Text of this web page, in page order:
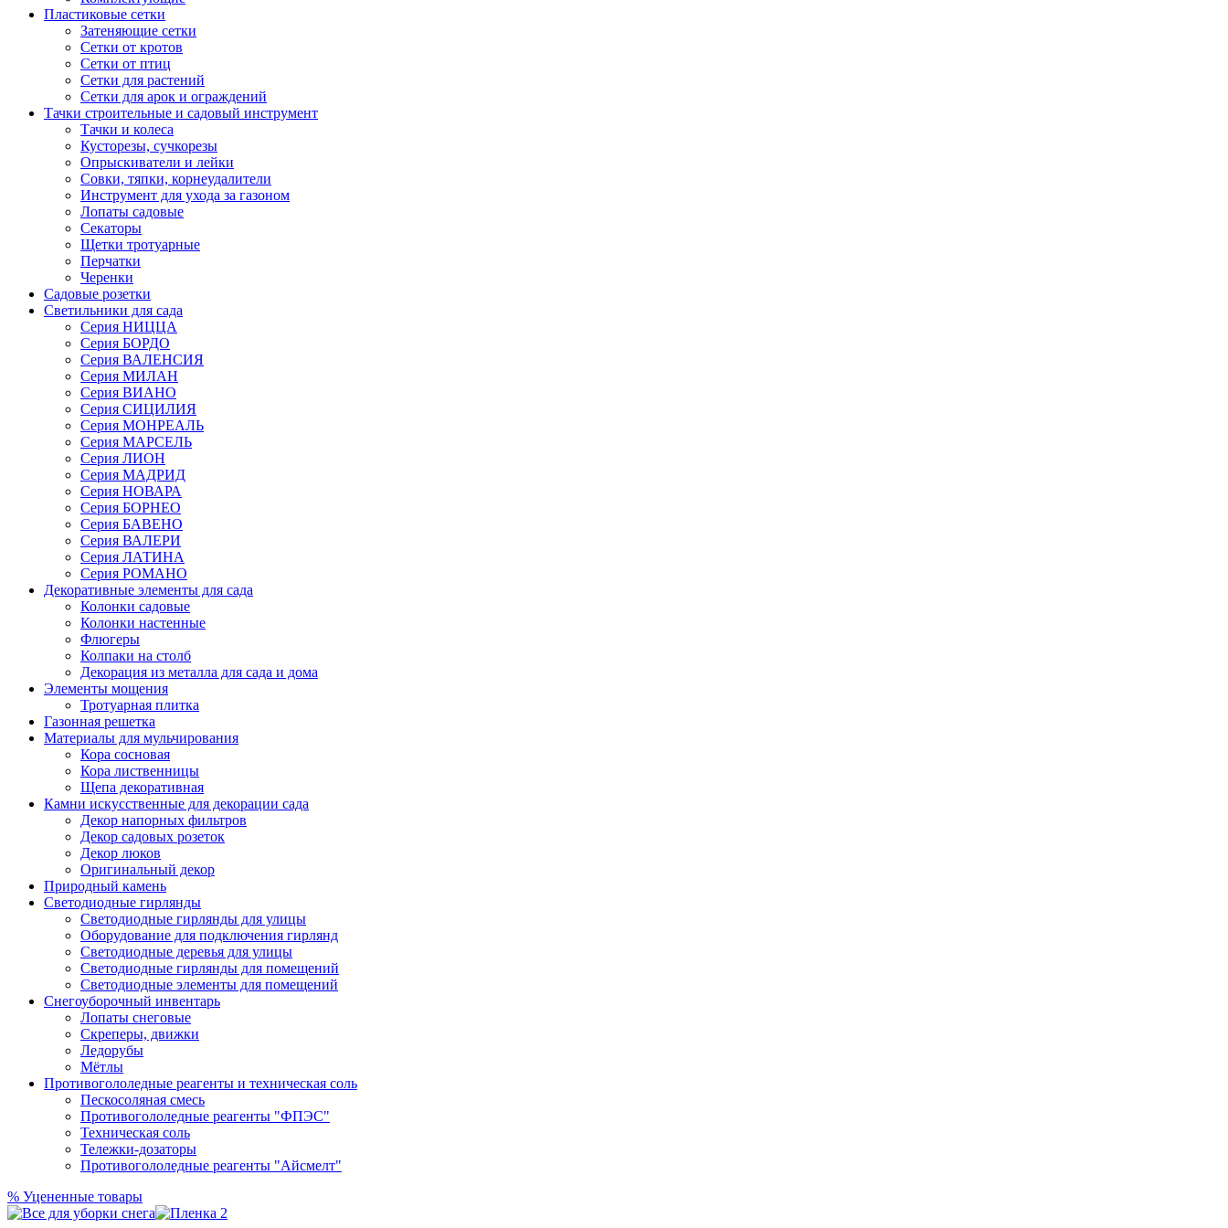
Пластиковые сетки
Затеняющие сетки
Сетки от кротов
Сетки от птиц
Сетки для растений
Сетки для арок и ограждений
Тачки строительные и садовый инструмент
Тачки и колеса
Кусторезы, сучкорезы
Опрыскиватели и лейки
Совки, тяпки, корнеудалители
Инструмент для ухода за газоном
Лопаты садовые
Секаторы
Щетки тротуарные
Перчатки
Черенки
Садовые розетки
Светильники для сада
Серия НИЦЦА
Серия БОРДО
Серия ВАЛЕНСИЯ
Серия МИЛАН
Серия ВИАНО
Серия СИЦИЛИЯ
Серия МОНРЕАЛЬ
Серия МАРСЕЛЬ
Серия ЛИОН
Серия МАДРИД
Серия НОВАРА
Серия БОРНЕО
Серия БАВЕНО
Серия ВАЛЕРИ
Серия ЛАТИНА
Серия РОМАНО
Декоративные элементы для сада
Колонки садовые
Колонки настенные
Флюгеры
Колпаки на столб
Декорация из металла для сада и дома
Элементы мощения
Тротуарная плитка
Газонная решетка
Материалы для мульчирования
Кора сосновая
Кора лиственницы
Щепа декоративная
Камни искусственные для декорации сада
Декор напорных фильтров
Декор садовых розеток
Декор люков
Оригинальный декор
Природный камень
Светодиодные гирлянды
Светодиодные гирлянды для улицы
Оборудование для подключения гирлянд
Светодиодные деревья для улицы
Светодиодные гирлянды для помещений
Светодиодные элементы для помещений
Снегоуборочный инвентарь
Лопаты снеговые
Скреперы, движки
Ледорубы
Мётлы
Противогололедные реагенты и техническая соль
Пескосоляная смесь
Противогололедные реагенты "ФПЭС"
Техническая соль
Тележки-дозаторы
Противогололедные реагенты "Айсмелт"
% Уцененные товары